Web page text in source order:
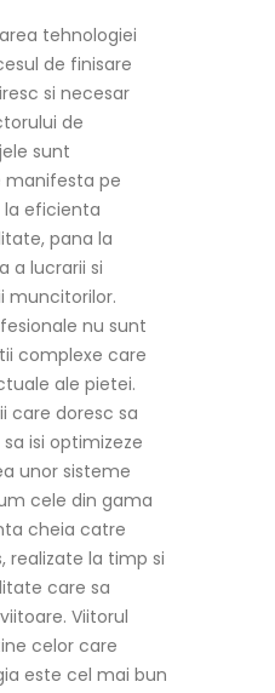
tehnologiei
de finisare
si necesar
de
sunt
manifesta pe
la eficienta
pana la
a lucrarii si
muncitorilor.
nu sunt
complexe care
ale pietei.
care doresc sa
isi optimizeze
unor sisteme
cele din gama
cheia catre
realizate la timp si
care sa
Viitorul
celor care
este cel mai bun